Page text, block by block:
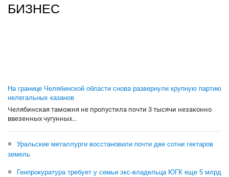
БИЗНЕС
На границе Челябинской области снова развернули крупную партию
нелегальных казанов
Челябинская таможня не пропустила почти 3 тысячи незаконно
ввезенных чугунных...
Уральские металлурги восстановили почти две сотни гектаров
земель
Генпрокуратура требует у семьи экс-владельца ЮГК еще 5 млрд